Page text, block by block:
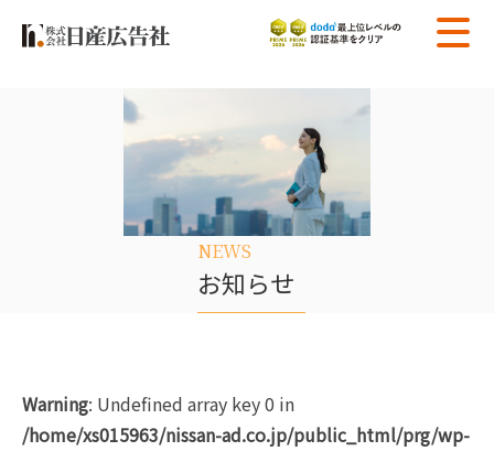
NEWS
お知らせ
Warning: Undefined array key 0 in
/home/xs015963/nissan-ad.co.jp/public_html/prg/wp-